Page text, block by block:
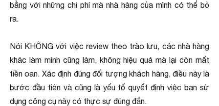
bằng với những chi phí mà nhà hàng của mình có thể bỏ
ra.
Nói KHÔNG với việc review theo trào lưu, các nhà hàng
khác làm mình cũng làm, không hiệu quả mà lại còn mất
tiền oan. Xác định đúng đối tượng khách hàng, điều này là
bước đầu tiên và cũng là yếu tố quyết định việc bạn sử
dụng công cụ này có thực sự đúng đắn.